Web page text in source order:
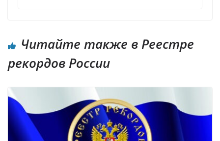
Читайте также в Реестре
рекордов России